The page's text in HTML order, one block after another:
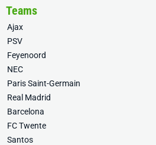
Teams
Ajax
PSV
Feyenoord
NEC
Paris Saint-Germain
Real Madrid
Barcelona
FC Twente
Santos